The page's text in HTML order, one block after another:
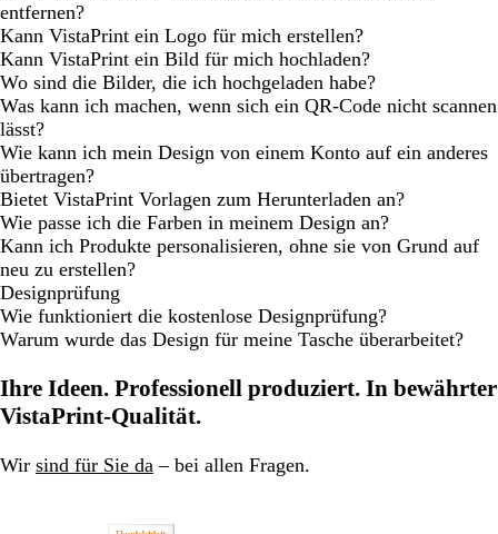
entfernen?
Kann VistaPrint ein Logo für mich erstellen?
Kann VistaPrint ein Bild für mich hochladen?
Wo sind die Bilder, die ich hochgeladen habe?
Was kann ich machen, wenn sich ein QR-Code nicht scannen
lässt?
Wie kann ich mein Design von einem Konto auf ein anderes
übertragen?
Bietet VistaPrint Vorlagen zum Herunterladen an?
Wie passe ich die Farben in meinem Design an?
Kann ich Produkte personalisieren, ohne sie von Grund auf
neu zu erstellen?
Designprüfung
Wie funktioniert die kostenlose Designprüfung?
Warum wurde das Design für meine Tasche überarbeitet?
Ihre Ideen. Professionell produziert. In bewährter
VistaPrint-Qualität.
Wir sind für Sie da – bei allen Fragen.